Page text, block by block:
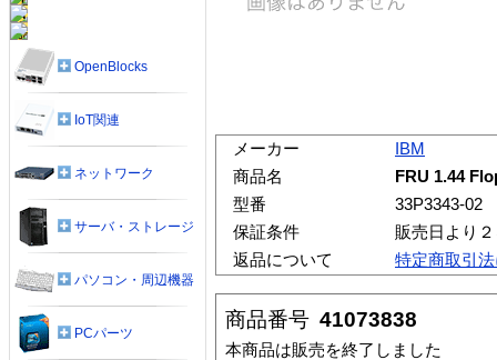
メーカー
IBM
商品名
FRU 1.44
型番
33P3343-02
保証条件
販売日より
返品について
特定商取引
商品番号 41073838
本商品は販売を終了しました
OpenBlocks
IoT関連
ネットワーク
サーバ・ストレージ
パソコン・周辺機器
PCパーツ